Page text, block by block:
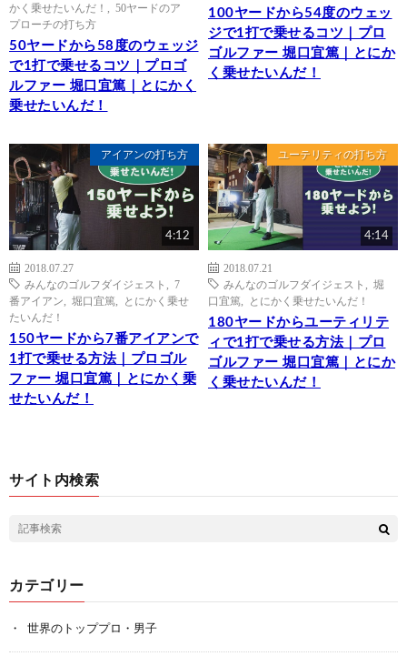
かく乗せたいんだ！
50ヤードのア
プローチの打ち方
50ヤードから58度のウェッジ
で1打で乗せるコツ｜プロゴ
ルファー 堀口宜篤｜とにかく
乗せたいんだ！
100ヤードから54度のウェッ
ジで1打で乗せるコツ｜プロ
ゴルファー 堀口宜篤｜とにか
く乗せたいんだ！
アイアンの打ち方
4:12
2018.07.27
みんなのゴルフダイジェスト
7
番アイアン
堀口宜篤
とにかく乗せ
たいんだ！
150ヤードから7番アイアンで
1打で乗せる方法｜プロゴル
ファー 堀口宜篤｜とにかく乗
せたいんだ！
ユーテリティの打ち方
4:14
2018.07.21
みんなのゴルフダイジェスト
堀
口宜篤
とにかく乗せたいんだ！
180ヤードからユーティリテ
ィで1打で乗せる方法｜プロ
ゴルファー 堀口宜篤｜とにか
く乗せたいんだ！
サイト内検索
カテゴリー
世界のトッププロ・男子